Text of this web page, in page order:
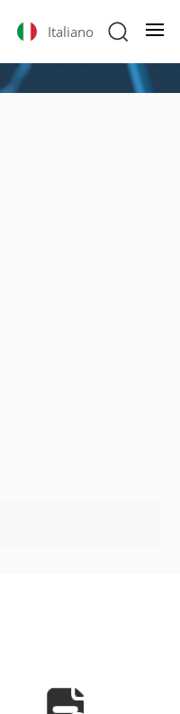
Italiano